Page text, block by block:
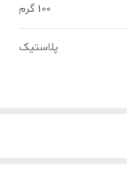
100 گرم
پلاستیک